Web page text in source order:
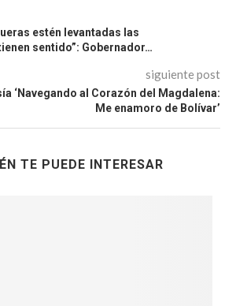
estén levantadas las
sentido”: Gobernador…
siguiente post
‘Navegando al Corazón del Magdalena:
Me enamoro de Bolívar’
TE PUEDE INTERESAR